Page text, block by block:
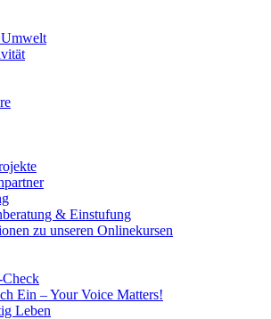
& Einstufung
zu unseren Onlinekursen
Ein – Your Voice Matters!
Leben